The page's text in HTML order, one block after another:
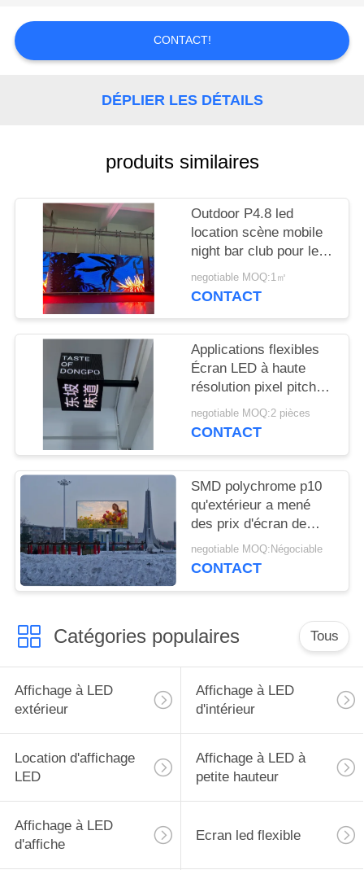
QUALITÉ
CONTACTER
NOUVELLES
DEMANDEZ
DEVIS
PLAN
DU
PRIVACY
POLICY
CONTACT!
DÉPLIER LES DÉTAILS
produits similaires
Outdoor P4.8 led
location scène mobile
night bar club pour le
divertissement
negotiable MOQ:1㎡
CONTACT
Applications flexibles
Écran LED à haute
résolution pixel pitch
2,5 mm pour les lieux
de divertissement
negotiable MOQ:2 pièces
CONTACT
SMD polychrome p10
qu'extérieur a mené
des prix d'écran de
visualisation a mené le
visuel à grand écran
negotiable MOQ:Négociable
CONTACT
Catégories populaires Tous
Affichage à LED
extérieur
Affichage à LED
d'intérieur
Location d'affichage
LED
Affichage à LED à
petite hauteur
Affichage à LED
d'affiche
Ecran led flexible